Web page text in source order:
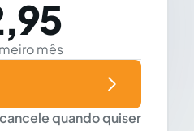
mês
quando quiser